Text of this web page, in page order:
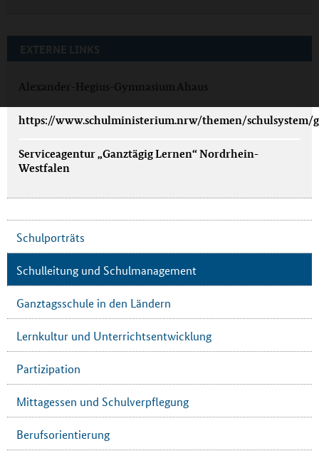
EXTERNE LINKS
Alexander-Hegius-Gymnasium Ahaus
https://www.schulministerium.nrw/themen/schulsystem/
Serviceagentur „Ganztägig Lernen“ Nordrhein-
Westfalen
Schulporträts
Schulleitung und Schulmanagement
Ganztagsschule in den Ländern
Lernkultur und Unterrichtsentwicklung
Partizipation
Mittagessen und Schulverpflegung
Berufsorientierung